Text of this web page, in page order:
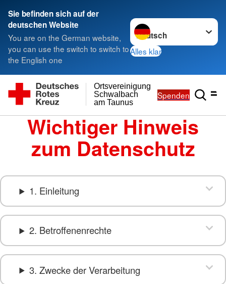
Sie befinden sich auf der
deutschen Website
You are on the German website,
you can use the switch to switch to
the English one
Sprache wechseln zu
Alles klar
am Taunus
Schwalbach
Ortsvereinigung
Spenden
Wichtiger Hinweis
zum Datenschutz
1. Einleitung
2. Betroffenenrechte
3. Zwecke der Verarbeitung